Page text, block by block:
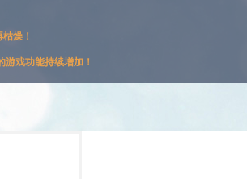
燥！
游戏功能持续增加！